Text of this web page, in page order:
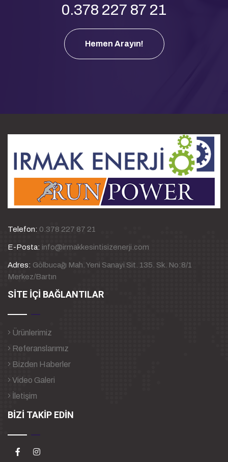
0.378 227 87 21
Hemen Arayın!
Telefon: 0.378 227 87 21
E-Posta: info@irmakkesintisizenerji.com
Adres: Gölbucağı Mah. Yeni Sanayi Sit. 135. Sk. No:8/1
Merkez/Bartın
SİTE İÇİ BAĞLANTILAR
Ürünlerimiz
Referanslarımız
Bizden Haberler
Video Galeri
İletişim
BİZİ TAKİP EDİN